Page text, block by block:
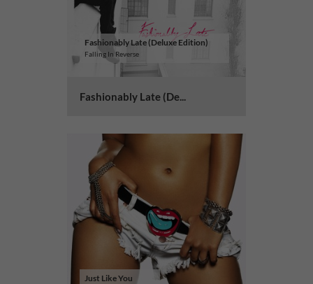
Fashionably Late (Deluxe Edition)
Falling In Reverse
Fashionably Late (De...
Just Like You